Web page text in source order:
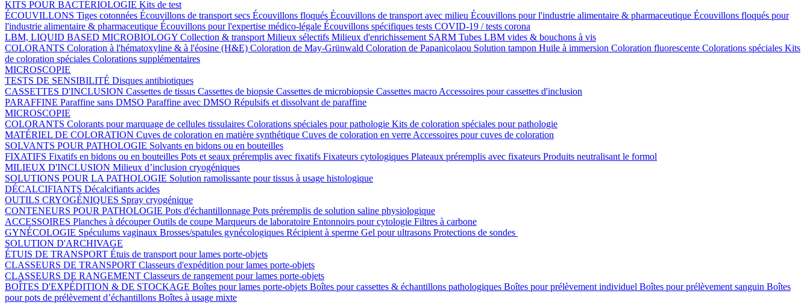
KITS POUR BACTÉRIOLOGIE Kits de test
ÉCOUVILLONS Tiges cotonnées Écouvillons de transport secs Écouvillons floqués Écouvillons de transport avec milieu Écouvillons pour l'industrie alimentaire & pharmaceutique Écouvillons floqués pour
l'industrie alimentaire & pharmaceutique Écouvillons pour l'expertise médico-légale Écouvillons spécifiques tests COVID-19 / tests corona
LBM, LIQUID BASED MICROBIOLOGY Collection & transport Milieux sélectifs Milieux d'enrichissement SARM Tubes LBM vides & bouchons à vis
COLORANTS Coloration à l'hématoxyline & à l'éosine (H&E) Coloration de May-Grünwald Coloration de Papanicolaou Solution tampon Huile à immersion Coloration fluorescente Colorations spéciales Kits
de coloration spéciales Colorations supplémentaires
MICROSCOPIE
TESTS DE SENSIBILITÉ Disques antibiotiques
CASSETTES D'INCLUSION Cassettes de tissus Cassettes de biopsie Cassettes de microbiopsie Cassettes macro Accessoires pour cassettes d'inclusion
PARAFFINE Paraffine sans DMSO Paraffine avec DMSO Répulsifs et dissolvant de paraffine
MICROSCOPIE
COLORANTS Colorants pour marquage de cellules tissulaires Colorations spéciales pour pathologie Kits de coloration spéciales pour pathologie
MATÉRIEL DE COLORATION Cuves de coloration en matière synthétique Cuves de coloration en verre Accessoires pour cuves de coloration
SOLVANTS POUR PATHOLOGIE Solvants en bidons ou en bouteilles
FIXATIFS Fixatifs en bidons ou en bouteilles Pots et seaux préremplis avec fixatifs Fixateurs cytologiques Plateaux préremplis avec fixateurs Produits neutralisant le formol
MILIEUX D'INCLUSION Milieux d’inclusion cryogéniques
SOLUTIONS POUR LA PATHOLOGIE Solution ramolissante pour tissus à usage histologique
DÉCALCIFIANTS Décalcifiants acides
OUTILS CRYOGÉNIQUES Spray cryogénique
CONTENEURS POUR PATHOLOGIE Pots d'échantillonnage Pots préremplis de solution saline physiologique
ACCESSOIRES Planches à découperOutils de coupe Marqueurs de laboratoire Entonnoirs pour cytologie Filtres à carbone
GYNÉCOLOGIE Spéculums vaginaux Brosses/spatules gynécologiques Récipient à sperme Gel pour ultrasons Protections de sondes
SOLUTION D'ARCHIVAGE
ÉTUIS DE TRANSPORT Étuis de transport pour lames porte-objets
CLASSEURS DE TRANSPORT Classeurs d'expédition pour lames porte-objets
CLASSEURS DE RANGEMENT Classeurs de rangement pour lames porte-objets
BOÎTES D'EXPÉDITION & DE STOCKAGE Boîtes pour lames porte-objets Boîtes pour cassettes & échantillons pathologiques Boîtes pour prélèvement individuel Boîtes pour prélèvement sanguin Boîtes
pour pots de prélèvement d’échantillons Boîtes à usage mixte